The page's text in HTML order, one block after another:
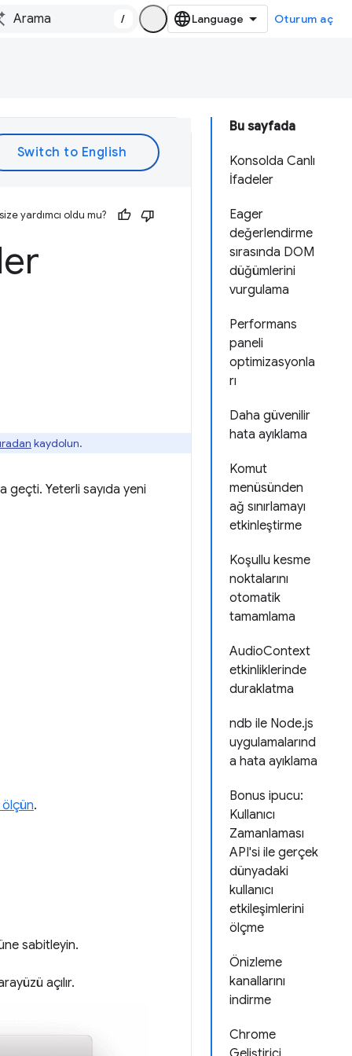
/ Oturum aç
Bu sayfada
Konsolda Canlı
İfadeler
Eager
değerlendirme
sırasında DOM
düğümlerini
vurgulama
Performans
paneli
optimizasyonla
rı
Daha güvenilir
hata ayıklama
Komut
menüsünden
ağ sınırlamayı
etkinleştirme
Koşullu kesme
noktalarını
otomatik
tamamlama
AudioContext
etkinliklerinde
duraklatma
ndb ile Node.js
uygulamalarınd
a hata ayıklama
Bonus ipucu:
Kullanıcı
Zamanlaması
API'si ile gerçek
dünyadaki
kullanıcı
etkileşimlerini
ölçme
Önizleme
kanallarını
indirme
Chrome
yardımcı oldu mu?
kaydolun.
geçti. Yeterli sayıda yeni
ölçün.
sabitleyin.
açılır.